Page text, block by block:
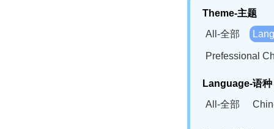
Theme-主题
All-全部
Prefessional
Language-语种
All-全部